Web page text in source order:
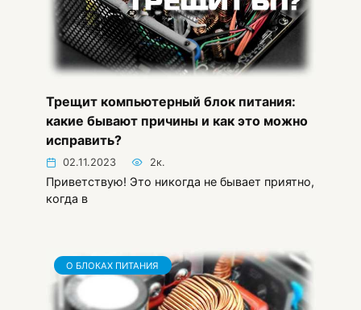
Трещит компьютерный блок питания:
какие бывают причины и как это можно
исправить?
02.11.2023 2к.
Приветствую! Это никогда не бывает приятно,
когда в
О БЛОКАХ ПИТАНИЯ